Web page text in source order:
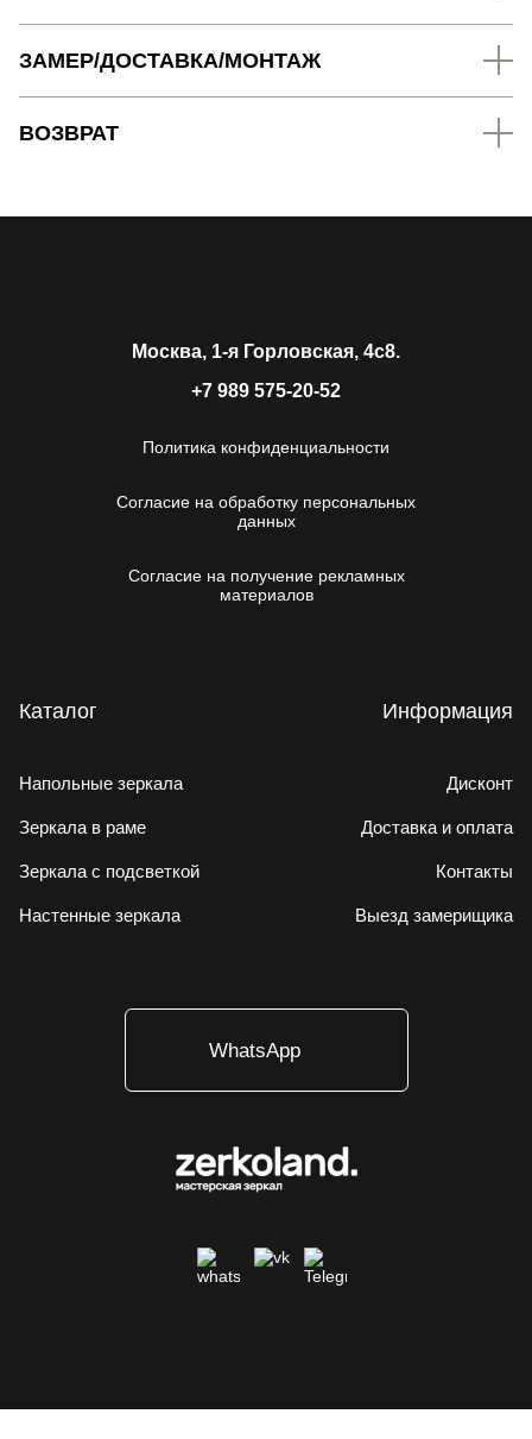
ЗАМЕР/ДОСТАВКА/МОНТАЖ
ВОЗВРАТ
Москва, 1-я Горловская, 4c8.
+7 989 575-20-52
Политика конфиденциальности
Согласие на обработку персональных
данных
Согласие на получение рекламных
материалов
Каталог
Напольные зеркала
Зеркала в раме
Зеркала с подсветкой
Настенные зеркала
Информация
Дисконт
Доставка и оплата
Контакты
Выезд замерищика
WhatsApp